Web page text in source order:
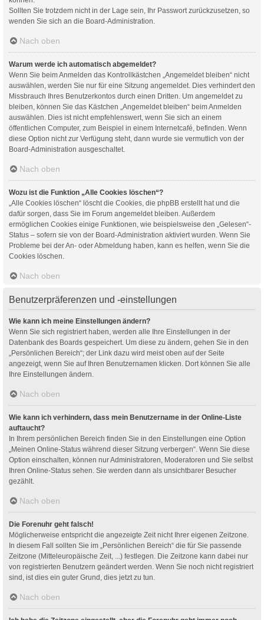
Sollten Sie trotzdem nicht in der Lage sein, Ihr Passwort zurückzusetzen, so
wenden Sie sich an die Board-Administration.
Nach oben
Warum werde ich automatisch abgemeldet?
Wenn Sie beim Anmelden das Kontrollkästchen „Angemeldet bleiben“ nicht
auswählen, werden Sie nur für eine Sitzung angemeldet. Dies verhindert den
Missbrauch Ihres Benutzerkontos durch einen Dritten. Um angemeldet zu
bleiben, können Sie das Kästchen „Angemeldet bleiben“ beim Anmelden
auswählen. Dies ist nicht empfehlenswert, wenn Sie sich an einem
öffentlichen Computer, zum Beispiel in einem Internetcafé, befinden. Wenn
diese Option nicht zur Verfügung steht, dann wurde sie vermutlich von der
Board-Administration ausgeschaltet.
Nach oben
Wozu ist die Funktion „Alle Cookies löschen“?
„Alle Cookies löschen“ löscht die Cookies, die phpBB erstellt hat und die
dafür sorgen, dass Sie im Forum angemeldet bleiben. Außerdem
ermöglichen Cookies einige Funktionen, wie beispielsweise den „Gelesen“-
Status – sofern sie von der Board-Administration aktiviert wurden. Wenn Sie
Probleme bei der An- oder Abmeldung haben, kann es helfen, wenn Sie die
Cookies löschen.
Nach oben
Benutzerpräferenzen und -einstellungen
Wie kann ich meine Einstellungen ändern?
Wenn Sie sich registriert haben, werden alle Ihre Einstellungen in der
Datenbank des Boards gespeichert. Um diese zu ändern, gehen Sie in den
„Persönlichen Bereich“; der Link dazu wird meist oben auf der Seite
angezeigt, wenn Sie auf Ihren Benutzernamen klicken. Dort können Sie alle
Ihre Einstellungen ändern.
Nach oben
Wie kann ich verhindern, dass mein Benutzername in der Online-Liste
auftaucht?
In Ihrem persönlichen Bereich finden Sie in den Einstellungen eine Option
„Meinen Online-Status während dieser Sitzung verbergen“. Wenn Sie diese
Option einschalten, können nur Administratoren, Moderatoren und Sie selbst
Ihren Online-Status sehen. Sie werden dann als unsichtbarer Besucher
gezählt.
Nach oben
Die Forenuhr geht falsch!
Möglicherweise entspricht die angezeigte Zeit nicht Ihrer eigenen Zeitzone.
In diesem Fall sollten Sie im „Persönlichen Bereich“ die für Sie passende
Zeitzone (Mitteleuropäische Zeit, ...) festlegen. Die Zeitzone kann dabei nur
von registrierten Benutzern geändert werden. Wenn Sie noch nicht registriert
sind, ist dies ein guter Grund, dies jetzt zu tun.
Nach oben